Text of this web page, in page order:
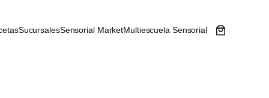
SucursalesSensorial MarketMultiescuela Sensorial